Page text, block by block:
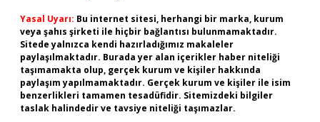
Yasal Uyarı: Bu internet sitesi, herhangi bir marka, kurum
veya şahıs şirketi ile hiçbir bağlantısı bulunmamaktadır.
Sitede yalnızca kendi hazırladığımız makaleler
paylaşılmaktadır. Burada yer alan içerikler haber niteliği
taşımamakta olup, gerçek kurum ve kişiler hakkında
paylaşım yapılmamaktadır. Gerçek kurum ve kişiler ile isim
benzerlikleri tamamen tesadüfidir. Sitemizdeki bilgiler
taslak halindedir ve tavsiye niteliği taşımazlar.